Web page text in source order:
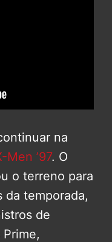
na
Men ’97. O
o terreno para
da temporada,
de